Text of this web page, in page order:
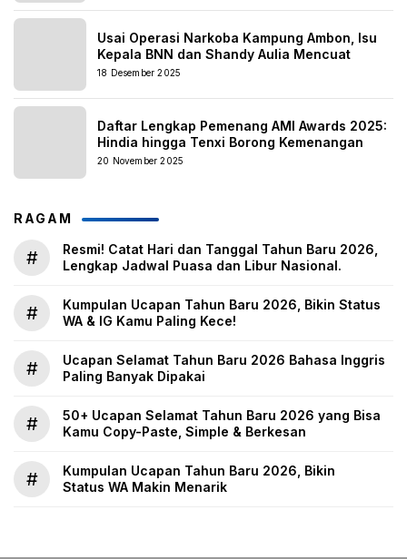
Usai Operasi Narkoba Kampung Ambon, Isu
Kepala BNN dan Shandy Aulia Mencuat
18 Desember 2025
Daftar Lengkap Pemenang AMI Awards 2025:
Hindia hingga Tenxi Borong Kemenangan
20 November 2025
RAGAM
#
Resmi! Catat Hari dan Tanggal Tahun Baru 2026,
Lengkap Jadwal Puasa dan Libur Nasional.
#
Kumpulan Ucapan Tahun Baru 2026, Bikin Status
WA & IG Kamu Paling Kece!
#
Ucapan Selamat Tahun Baru 2026 Bahasa Inggris
Paling Banyak Dipakai
#
50+ Ucapan Selamat Tahun Baru 2026 yang Bisa
Kamu Copy-Paste, Simple & Berkesan
#
Kumpulan Ucapan Tahun Baru 2026, Bikin
Status WA Makin Menarik